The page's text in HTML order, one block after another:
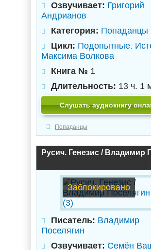
Озвучивает: Григорий
Андрианов
Категория: Попаданцы
Цикл: Подопытные.
Максима Волкова
Книга № 1
Длительность: 13 ч. 1
Слушать аудиокнигу
Попаданцы
Заблокировано
Писатель: Владимир
Поселягин
Озвучивает: Семён